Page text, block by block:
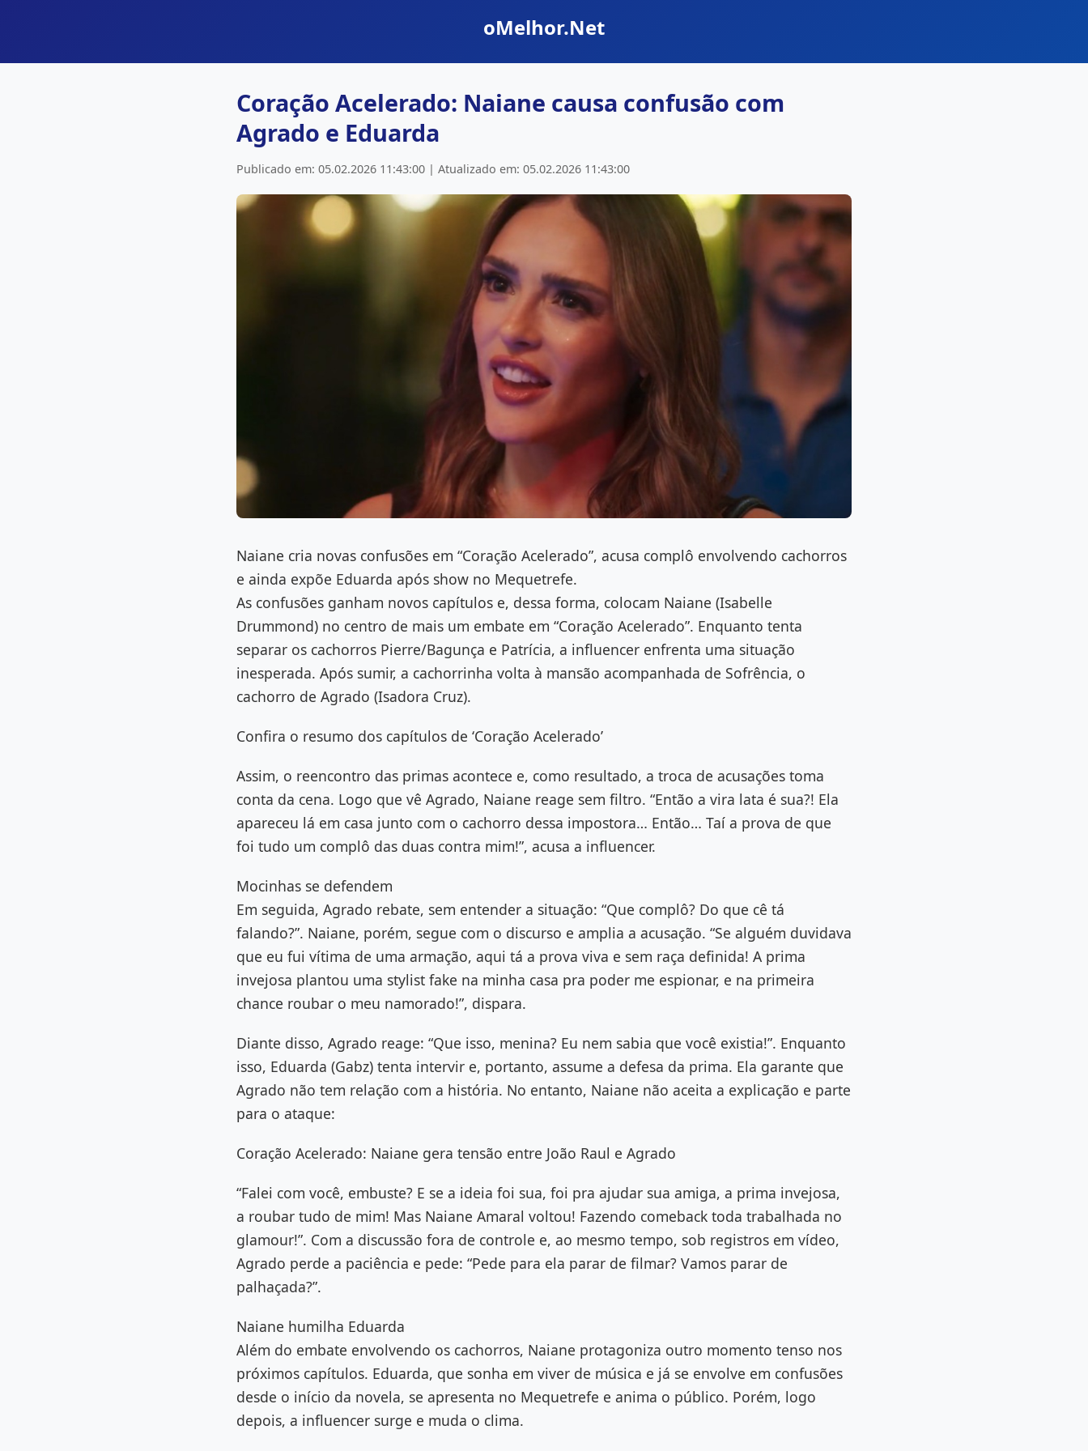
oMelhor.Net
Coração Acelerado: Naiane causa confusão com
Agrado e Eduarda
Publicado em: 05.02.2026 11:43:00 | Atualizado em: 05.02.2026 11:43:00
Naiane cria novas confusões em “Coração Acelerado”, acusa complô envolvendo cachorros
e ainda expõe Eduarda após show no Mequetrefe.
As confusões ganham novos capítulos e, dessa forma, colocam Naiane (Isabelle
Drummond) no centro de mais um embate em “Coração Acelerado”. Enquanto tenta
separar os cachorros Pierre/Bagunça e Patrícia, a influencer enfrenta uma situação
inesperada. Após sumir, a cachorrinha volta à mansão acompanhada de Sofrência, o
cachorro de Agrado (Isadora Cruz).
Confira o resumo dos capítulos de ‘Coração Acelerado’
Assim, o reencontro das primas acontece e, como resultado, a troca de acusações toma
conta da cena. Logo que vê Agrado, Naiane reage sem filtro. “Então a vira lata é sua?! Ela
apareceu lá em casa junto com o cachorro dessa impostora… Então… Taí a prova de que
foi tudo um complô das duas contra mim!”, acusa a influencer.
Mocinhas se defendem
Em seguida, Agrado rebate, sem entender a situação: “Que complô? Do que cê tá
falando?”. Naiane, porém, segue com o discurso e amplia a acusação. “Se alguém duvidava
que eu fui vítima de uma armação, aqui tá a prova viva e sem raça definida! A prima
invejosa plantou uma stylist fake na minha casa pra poder me espionar, e na primeira
chance roubar o meu namorado!”, dispara.
Diante disso, Agrado reage: “Que isso, menina? Eu nem sabia que você existia!”. Enquanto
isso, Eduarda (Gabz) tenta intervir e, portanto, assume a defesa da prima. Ela garante que
Agrado não tem relação com a história. No entanto, Naiane não aceita a explicação e parte
para o ataque:
Coração Acelerado: Naiane gera tensão entre João Raul e Agrado
“Falei com você, embuste? E se a ideia foi sua, foi pra ajudar sua amiga, a prima invejosa,
a roubar tudo de mim! Mas Naiane Amaral voltou! Fazendo comeback toda trabalhada no
glamour!”. Com a discussão fora de controle e, ao mesmo tempo, sob registros em vídeo,
Agrado perde a paciência e pede: “Pede para ela parar de filmar? Vamos parar de
palhaçada?”.
Naiane humilha Eduarda
Além do embate envolvendo os cachorros, Naiane protagoniza outro momento tenso nos
próximos capítulos. Eduarda, que sonha em viver de música e já se envolve em confusões
desde o início da novela, se apresenta no Mequetrefe e anima o público. Porém, logo
depois, a influencer surge e muda o clima.